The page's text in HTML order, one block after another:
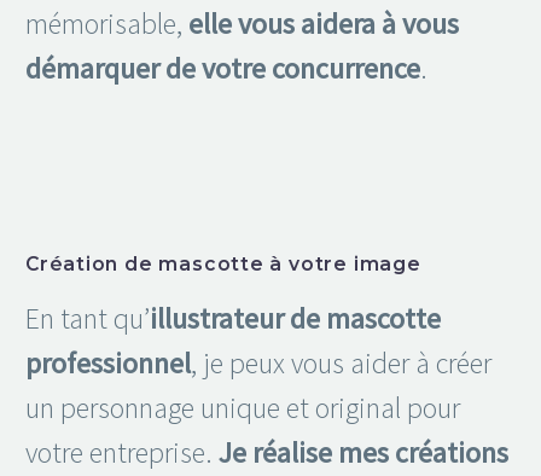
mémorisable, elle vous aidera à vous
démarquer de votre concurrence.
Création de mascotte à votre image
En tant qu’illustrateur de mascotte
professionnel, je peux vous aider à créer
un personnage unique et original pour
votre entreprise. Je réalise mes créations